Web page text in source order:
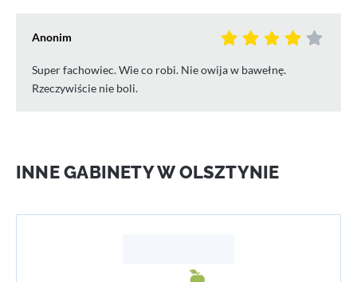
Anonim
Super fachowiec. Wie co robi. Nie owija w bawełnę.
Rzeczywiście nie boli.
INNE GABINETY W OLSZTYNIE